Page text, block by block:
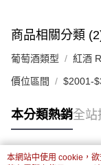
商品相關分類
葡萄酒類型 紅酒
價位區間 $2001-
本分類熱銷全站
本網站中使用 cookie，